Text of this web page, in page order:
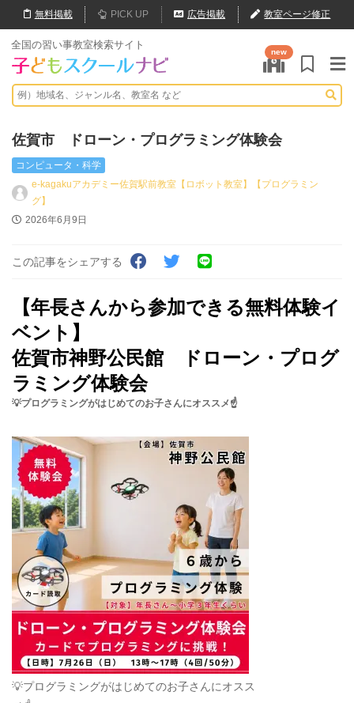
無料掲載 PICK UP 広告掲載 教室ページ修正
全国の習い事教室検索サイト
new
佐賀市 ドローン・プログラミング体験会
コンピュータ・科学
e-kagakuアカデミー佐賀駅前教室【ロボット教室】【プログラミン
グ】
2026年6月9日
この記事をシェアする
【年長さんから参加できる無料体験イ
ベント】
佐賀市神野公民館 ドローン・プログ
ラミング体験会
💡プログラミングがはじめてのお子さんにオススメ☝️
💡プログラミングがはじめてのお子さんにオスス